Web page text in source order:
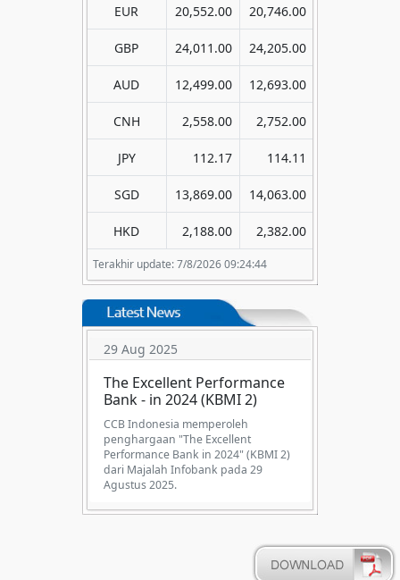
Terakhir update: 7/8/2026 09:24:44
EUR 20,552.00 20,746.00
GBP 24,011.00 24,205.00
AUD 12,499.00 12,693.00
CNH 2,558.00 2,752.00
JPY 112.17 114.11
SGD 13,869.00 14,063.00
HKD 2,188.00 2,382.00
29 Aug 2025
The Excellent Performance
Bank - in 2024 (KBMI 2)
CCB Indonesia memperoleh
penghargaan "The Excellent
Performance Bank in 2024" (KBMI 2)
dari Majalah Infobank pada 29
Agustus 2025.